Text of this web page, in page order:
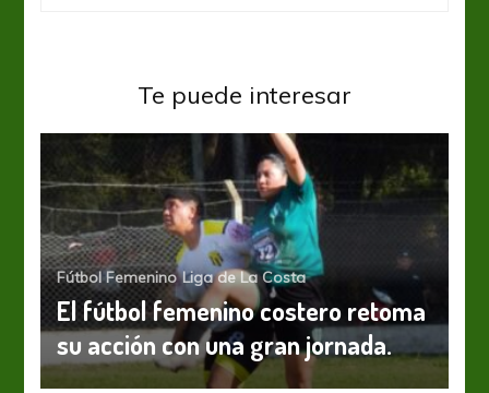
Te puede interesar
Fútbol Femenino Liga de La Costa
El fútbol femenino costero retoma
su acción con una gran jornada.
Fútbol Femenino Primera C Fem
Fin de la primera fase entre